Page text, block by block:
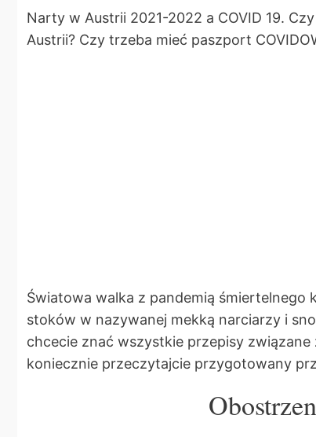
Narty w Austrii 2021-2022 a COVID 19.
Austrii? Czy trzeba mieć paszport
Światowa walka z pandemią śmiertelnego
stoków w nazywanej mekką narciarzy i
chcecie znać wszystkie przepisy
koniecznie przeczytajcie przygotowany